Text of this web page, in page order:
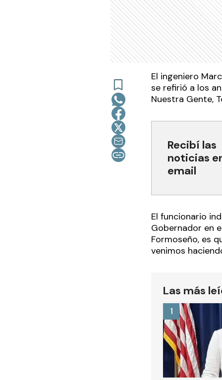
El ingeniero
se refirió a los
Nuestra Gente,
Recibí las
noticias
email
El funcionario
Gobernador en
Formoseño, es
venimos
Las más
1